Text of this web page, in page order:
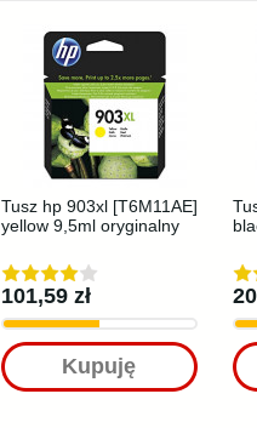
Tusz hp 903xl [T6M11AE]
yellow 9,5ml oryginalny
101,59 zł
Kupuję